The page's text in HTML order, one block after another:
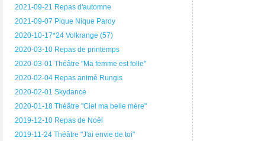
2021-09-21 Repas d'automne
2021-09-07 Pique Nique Paroy
2020-10-17*24 Volkrange (57)
2020-03-10 Repas de printemps
2020-03-01 Théâtre "Ma femme est folle"
2020-02-04 Repas animé Rungis
2020-02-01 Skydance
2020-01-18 Théâtre "Ciel ma belle mère"
2019-12-10 Repas de Noël
2019-11-24 Théâtre "J'ai envie de toi"